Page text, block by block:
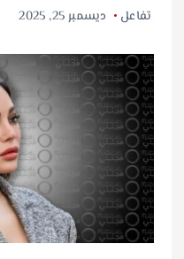
تفاعل ديسمبر 25, 2025